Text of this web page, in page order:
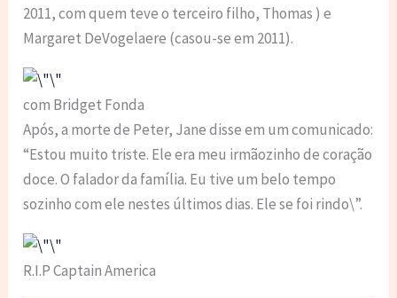
2011, com quem teve o terceiro filho, Thomas ) e
Margaret DeVogelaere (casou-se em 2011).
com Bridget Fonda
Após, a morte de Peter, Jane disse em um comunicado:
“Estou muito triste. Ele era meu irmãozinho de coração
doce. O falador da família. Eu tive um belo tempo
sozinho com ele nestes últimos dias. Ele se foi rindo\”.
R.I.P Captain America